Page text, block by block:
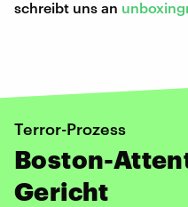
schreibt uns an
Terror-Prozess
Boston-
Gericht